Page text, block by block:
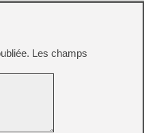
Les champs